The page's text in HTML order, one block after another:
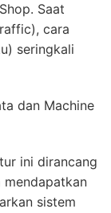
Saat
cara
seringkali
dan Machine
ini dirancang
mendapatkan
sistem